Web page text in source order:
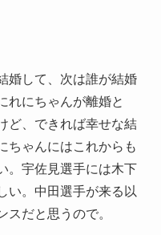
婚して、次は誰が結婚
れにちゃんが離婚と
ど、できれば幸せな結
ちゃんにはこれからも
。宇佐見選手には木下
い。中田選手が来る以
スだと思うので。